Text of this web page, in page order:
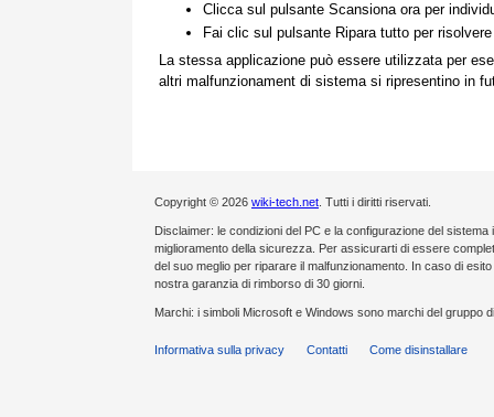
Clicca sul pulsante Scansiona ora per
Fai clic sul pulsante Ripara tutto per
La stessa applicazione può essere utilizzata per
altri malfunzionament di sistema si ripresentino in
Copyright © 2026 wiki-tech.net . Tutti i diritti riservati.
Disclaimer: le condizioni del PC e la configurazione del
miglioramento della sicurezza. Per assicurarti di essere
del suo meglio per riparare il malfunzionamento. In caso di
nostra garanzia di rimborso di 30 giorni.
Marchi: i simboli Microsoft e Windows sono marchi del gruppo
Informativa sulla privacy Contatti Come disinstallare